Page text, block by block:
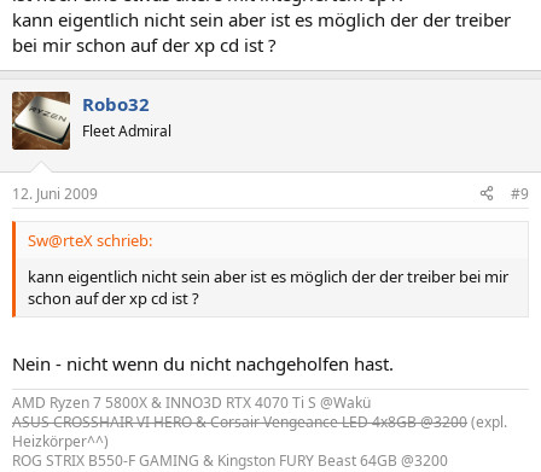
kann eigentlich nicht sein aber ist es möglich der der treiber
bei mir schon auf der xp cd ist ?
Robo32
Fleet Admiral
12. Juni 2009 #9
Sw@rteX schrieb:
kann eigentlich nicht sein aber ist es möglich der der treiber bei mir
schon auf der xp cd ist ?
Nein - nicht wenn du nicht nachgeholfen hast.
AMD Ryzen 7 5800X & INNO3D RTX 4070 Ti S @Wakü
ASUS CROSSHAIR VI HERO & Corsair Vengeance LED 4x8GB @3200(expl.
Heizkörper^^)
ROG STRIX B550-F GAMING & Kingston FURY Beast 64GB @3200